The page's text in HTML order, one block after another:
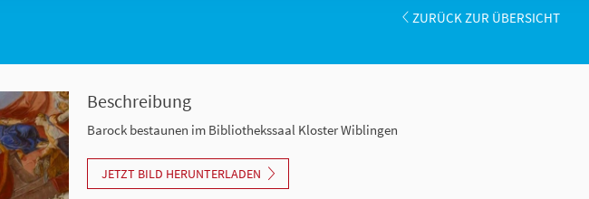
ZURÜCK ZUR ÜBERSICHT
Beschreibung
Barock bestaunen im Bibliothekssaal Kloster Wiblingen
JETZT BILD HERUNTERLADEN